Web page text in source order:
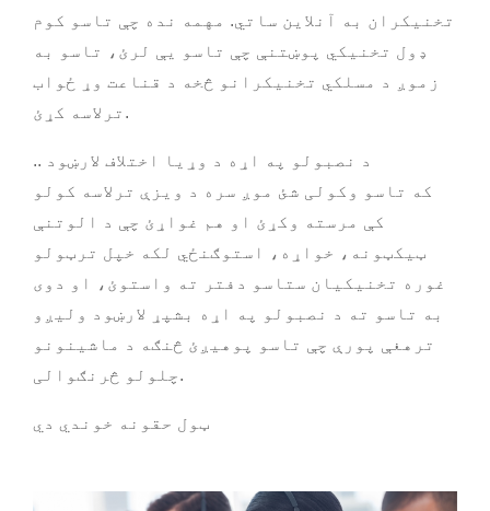
تخنیکران به آنلاین ساتي. مهمه نده چې تاسو کوم
ډول تخنیکي پوښتنې چې تاسو یې لرئ، تاسو به
زموږ د مسلکي تخنیکرانو څخه د قناعت وړ ځواب
ترلاسه کړئ.
.. د نصبولو په اړه د وړیا اختلاف لارښود
که تاسو وکولی شئ موږ سره د ویزې ترلاسه کولو
کې مرسته وکړئ او هم غواړئ چې د الوتنې
ټیکټونه، خواړه، استوګنځي لکه خپل ترټولو
غوره تخنیکیان ستاسو دفتر ته واستوئ، او دوی
به تاسو ته د نصبولو په اړه بشپړ لارښود ولیږو
ترهغې پورې چې تاسو پوهیږئ څنګه د ماشینونو
چلولو څرنګوالی.
ټول حقونه خوندي دي